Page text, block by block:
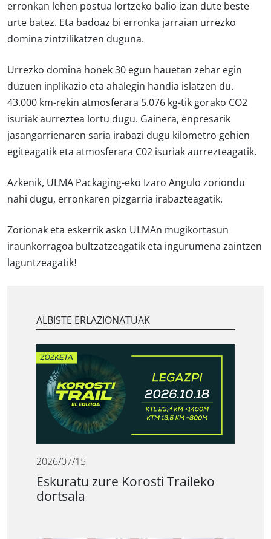
erronkan lehen postua lortzeko balio izan dute beste
urte batez. Eta badoaz bi erronka jarraian urrezko
domina zintzilikatzen duguna.
Urrezko domina honek 30 egun hauetan zehar egin
duzuen inplikazio eta ahalegin handia islatzen du.
43.000 km-rekin atmosferara 5.076 kg-tik gorako CO2
isuriak aurreztea lortu dugu. Gainera, enpresarik
jasangarrienaren saria irabazi dugu kilometro gehien
egiteagatik eta atmosferara C02 isuriak aurrezteagatik.
Azkenik, ULMA Packaging-eko Izaro Angulo zoriondu
nahi dugu, erronkaren pizgarria irabazteagatik.
Zorionak eta eskerrik asko ULMAn mugikortasun
iraunkorragoa bultzatzeagatik eta ingurumena zaintzen
laguntzeagatik!
ALBISTE ERLAZIONATUAK
2026/07/15
Eskuratu zure Korosti Traileko
dortsala